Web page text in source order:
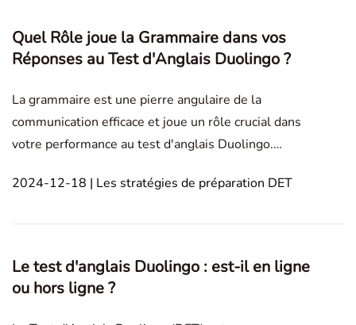
Quel Rôle joue la Grammaire dans vos
Réponses au Test d'Anglais Duolingo ?
La grammaire est une pierre angulaire de la
communication efficace et joue un rôle crucial dans
votre performance au test d'anglais Duolingo.
exprimées de manière claire, précise et fluide—
2024-12-18 | Les stratégies de préparation DET
Le test d'anglais Duolingo : est-il en ligne
ou hors ligne ?